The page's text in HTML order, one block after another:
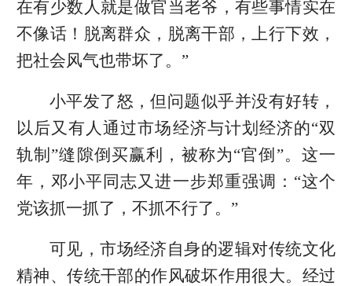
在有少数人就是做官当老爷，有些事情实在
不像话！脱离群众，脱离干部，上行下效，
把社会风气也带坏了。”
小平发了怒，但问题似乎并没有好转，
以后又有人通过市场经济与计划经济的“双
轨制”缝隙倒买赢利，被称为“官倒”。这一
年，邓小平同志又进一步郑重强调：“这个
党该抓一抓了，不抓不行了。”
可见，市场经济自身的逻辑对传统文化
精神、传统干部的作风破坏作用很大。经过